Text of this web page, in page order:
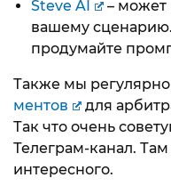
Steve AI
– может
вашему сценарию.
продумайте
Также мы
ментов
для
Так что очень
Телеграм-канал.
интересного.